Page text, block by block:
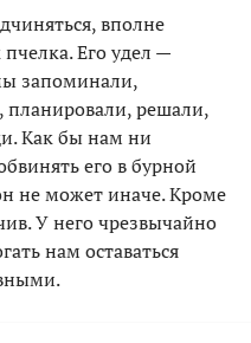
вполне
пчелка. Его удел —
запоминали,
планировали, решали,
Как бы нам ни
его в бурной
не может иначе. Кроме
У него чрезвычайно
нам оставаться